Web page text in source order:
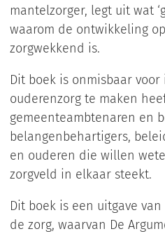
mantelzorger, legt uit wat
waarom de ontwikkeling
zorgwekkend is.
Dit boek is onmisbaar
ouderenzorg te maken
gemeenteambtenaren en
belangenbehartigers,
en ouderen die willen
zorgveld in elkaar steekt.
Dit boek is een uitgave
de zorg, waarvan De